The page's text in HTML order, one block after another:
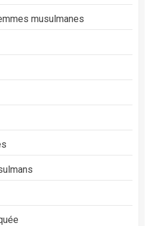
musulmanes